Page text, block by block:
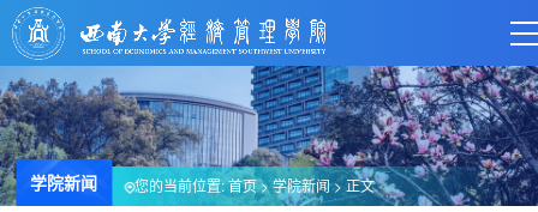
学院新闻 您的当前位置:首页>学院新闻> 正文